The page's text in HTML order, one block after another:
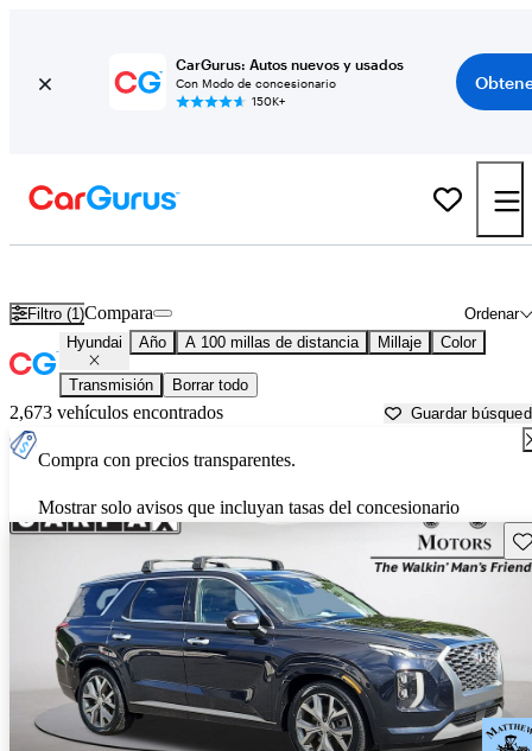
CarGurus: Autos nuevos y usados
Con Modo de concesionario
150K+
Filtro (1) Ordenar
Compara
Hyundai Año A 100 millas de distancia Millaje Color
Transmisión Borrar todo
2,673 vehículos encontrados Guardar
Compra con precios transparentes.
Mostrar solo avisos que incluyan tasas del concesionario